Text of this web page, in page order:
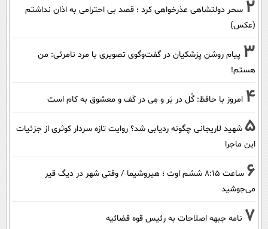
2 سحر دولتشاهی عذرخواهی کرد ؛ قصد بی احترامی به اذان نداشتم
(عکس)
3 پیام روشن پزشکیان در گفت‌و‌گوی تصویری با مرد نامرئی: من
هستم!
4 امروز با حافظ: گُل در بَر و مِی در کَف و معشوق به کام است
5 شهید لاریجانی چگونه ردیابی شد؟ روایت تازه سردار کوثری از جزئیات
این ماجرا
6
ساعت ۸:۱۵ ششم اوت ؛ هیروشیما / وقتی شهر در دیگ قیر
می‌جوشید
7 نامه جبهه اصلاحات به رئیس قوه قضائیه